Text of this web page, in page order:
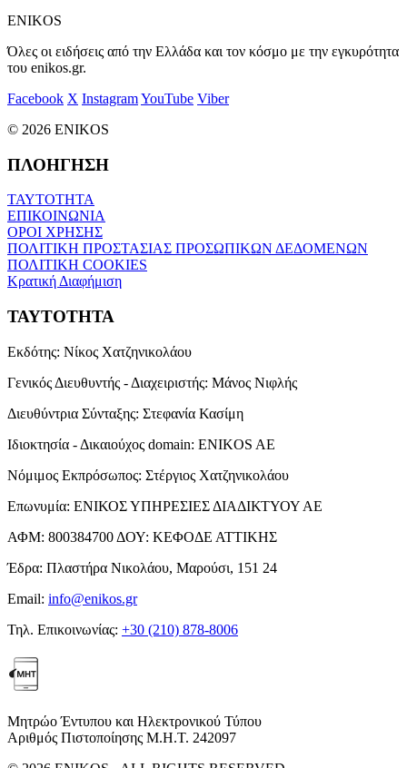
ENIKOS
Όλες οι ειδήσεις από την Ελλάδα και τον κόσμο με την εγκυρότητα
του enikos.gr.
Facebook X InstagramYouTube Viber
© 2026 ENIKOS
ΠΛΟΗΓΗΣΗ
ΤΑΥΤΟΤΗΤΑ
ΕΠΙΚΟΙΝΩΝΙΑ
ΟΡΟΙ ΧΡΗΣΗΣ
ΠΟΛΙΤΙΚΗ ΠΡΟΣΤΑΣΙΑΣ ΠΡΟΣΩΠΙΚΩΝ ΔΕΔΟΜΕΝΩΝ
ΠΟΛΙΤΙΚΗ COOKIES
Κρατική Διαφήμιση
ΤΑΥΤΟΤΗΤΑ
Εκδότης: Νίκος Χατζηνικολάου
Γενικός Διευθυντής - Διαχειριστής: Μάνος Νιφλής
Διευθύντρια Σύνταξης: Στεφανία Κασίμη
Ιδιοκτησία - Δικαιούχος domain: ENIKOS AE
Νόμιμος Εκπρόσωπος: Στέργιος Χατζηνικολάου
Επωνυμία: ΕΝΙΚΟΣ ΥΠΗΡΕΣΙΕΣ ΔΙΑΔΙΚΤΥΟΥ ΑΕ
ΑΦΜ: 800384700 ΔΟΥ: ΚΕΦΟΔΕ ΑΤΤΙΚΗΣ
Έδρα: Πλαστήρα Νικολάου, Μαρούσι, 151 24
Email: info@enikos.gr
Τηλ. Επικοινωνίας: +30 (210) 878-8006
Μητρώο Έντυπου και Ηλεκτρονικού Τύπου
Αριθμός Πιστοποίησης Μ.Η.Τ. 242097